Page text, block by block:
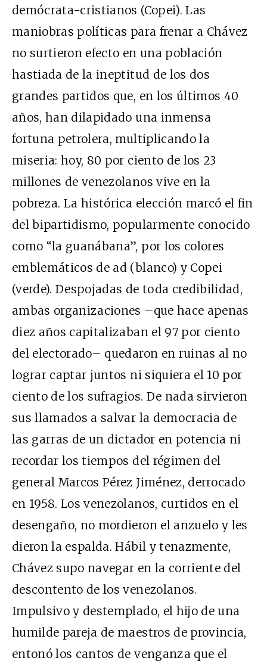
demócrata-cristianos (Copei). Las
maniobras políticas para frenar a Chávez
no surtieron efecto en una población
hastiada de la ineptitud de los dos
grandes partidos que, en los últimos 40
años, han dilapidado una inmensa
fortuna petrolera, multiplicando la
miseria: hoy, 80 por ciento de los 23
millones de venezolanos vive en la
pobreza. La histórica elección marcó el fin
del bipartidismo, popularmente conocido
como “la guanábana”, por los colores
emblemáticos de ad (blanco) y Copei
(verde). Despojadas de toda credibilidad,
ambas organizaciones –que hace apenas
diez años capitalizaban el 97 por ciento
del electorado– quedaron en ruinas al no
lograr captar juntos ni siquiera el 10 por
ciento de los sufragios. De nada sirvieron
sus llamados a salvar la democracia de
las garras de un dictador en potencia ni
recordar los tiempos del régimen del
general Marcos Pérez Jiménez, derrocado
en 1958. Los venezolanos, curtidos en el
desengaño, no mordieron el anzuelo y les
dieron la espalda. Hábil y tenazmente,
Chávez supo navegar en la corriente del
descontento de los venezolanos.
Impulsivo y destemplado, el hijo de una
humilde pareja de maestros de provincia,
entonó los cantos de venganza que el